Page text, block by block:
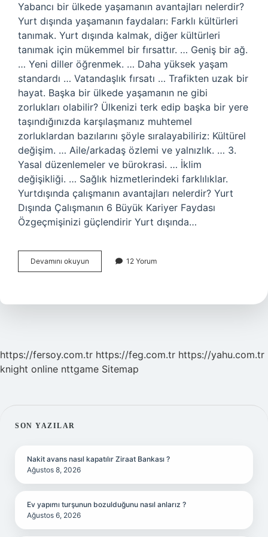
Yabancı bir ülkede yaşamanın avantajları nelerdir?
Yurt dışında yaşamanın faydaları: Farklı kültürleri
tanımak. Yurt dışında kalmak, diğer kültürleri
tanımak için mükemmel bir fırsattır. … Geniş bir ağ.
… Yeni diller öğrenmek. … Daha yüksek yaşam
standardı … Vatandaşlık fırsatı … Trafikten uzak bir
hayat. Başka bir ülkede yaşamanın ne gibi
zorlukları olabilir? Ülkenizi terk edip başka bir yere
taşındığınızda karşılaşmanız muhtemel
zorluklardan bazılarını şöyle sıralayabiliriz: Kültürel
değişim. … Aile/arkadaş özlemi ve yalnızlık. … 3.
Yasal düzenlemeler ve bürokrasi. … İklim
değişikliği. … Sağlık hizmetlerindeki farklılıklar.
Yurtdışında çalışmanın avantajları nelerdir? Yurt
Dışında Çalışmanın 6 Büyük Kariyer Faydası
Özgeçmişinizi güçlendirir Yurt dışında…
Devamını okuyun
Bir
Size
12 Yorum
https://fersoy.com.tr https://feg.com.tr https://yahu.com.tr
knight online nttgame Sitemap
SIDEBAR
SON YAZILAR
Nakit avans nasıl kapatılır Ziraat Bankası ?
Ağustos 8, 2026
Ev yapımı turşunun bozulduğunu nasıl anlarız ?
Ağustos 6, 2026